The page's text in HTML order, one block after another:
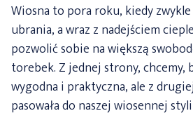
Wiosna to pora roku, kiedy
ubrania, a wraz z nadejściem
pozwolić sobie na większą
torebek. Z jednej strony, chcemy,
wygodna i praktyczna, ale z
pasowała do naszej wiosennej